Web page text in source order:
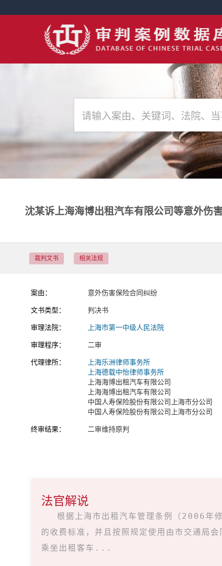
沈某诉上海海博出租汽车有限公司等意外伤
裁判文书 相关法规
案由： 意外伤害保险合同纠纷
文书类型： 判决书
审理法院： 上海市第一中级人民法院
审理程序： 二审
代理律所：
上海乐洲律师事务所
上海德载中怡律师事务所
上海海博出租汽车有限公司
上海海博出租汽车有限公司
中国人寿保险股份有限公司上海市分公司
中国人寿保险股份有限公司上海市分公司
终审结果： 二审维持原判
法官解说
根据上海市出租汽车管理条例（2006年
的收费标准，并且按照规定使用由市交通局
乘坐出租客车...